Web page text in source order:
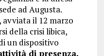
ad Augusta.
avviata il 12 marzo
della crisi libica,
un dispositivo
di presenza,